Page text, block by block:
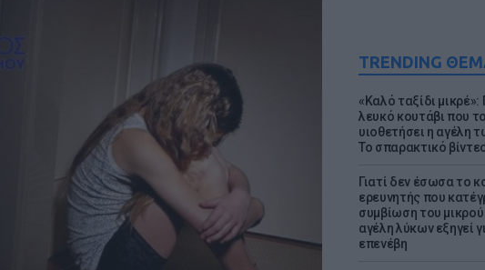
TRENDING
«Καλό ταξίδι
λευκό κουτάβι που
υιοθετήσει η αγέλη
Το σπαρακτικό
Γιατί δεν έσωσα το
ερευνητής που
συμβίωση του
αγέλη λύκων εξηγεί
επενέβη